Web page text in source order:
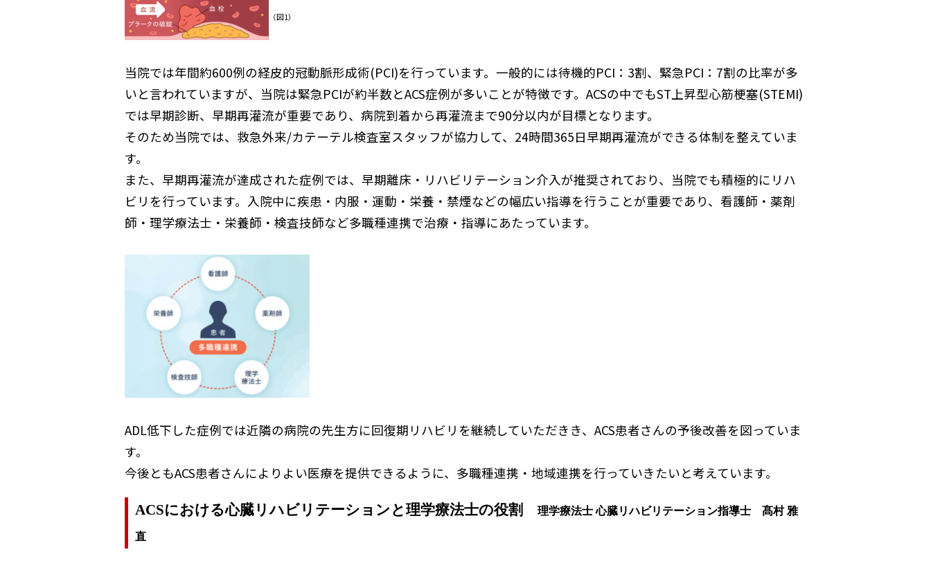
（図1）
当院では年間約600例の経皮的冠動脈形成術(PCI)を行っています。一般的には待機的PCI：3割、緊急PCI：7割の比率が多
いと言われていますが、当院は緊急PCIが約半数とACS症例が多いことが特徴です。ACSの中でもST上昇型心筋梗塞(STEMI)
では早期診断、早期再灌流が重要であり、病院到着から再灌流まで90分以内が目標となります。
そのため当院では、救急外来/カテーテル検査室スタッフが協力して、24時間365日早期再灌流ができる体制を整えていま
す。
また、早期再灌流が達成された症例では、早期離床・リハビリテーション介入が推奨されており、当院でも積極的にリハ
ビリを行っています。入院中に疾患・内服・運動・栄養・禁煙などの幅広い指導を行うことが重要であり、看護師・薬剤
師・理学療法士・栄養師・検査技師など多職種連携で治療・指導にあたっています。
ADL低下した症例では近隣の病院の先生方に回復期リハビリを継続していただきき、ACS患者さんの予後改善を図っていま
す。
今後ともACS患者さんによりよい医療を提供できるように、多職種連携・地域連携を行っていきたいと考えています。
ACSにおける心臓リハビリテーションと理学療法士の役割理学療法士 心臓リハビリテーション指導士 髙村 雅
直